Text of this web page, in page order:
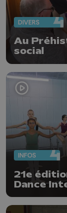
DIVERS
Au
social
INFOS
21e
Dance